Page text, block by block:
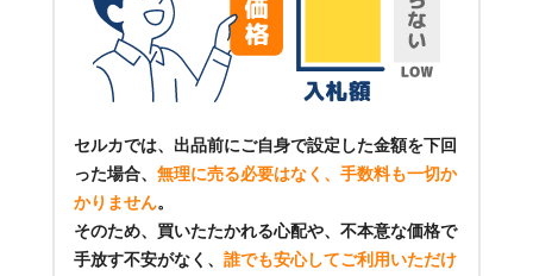
セルカでは、出品前にご自身で設定した金額を下回
った場合、 無理に売る必要はなく、手数料も一切か
かりません。
そのため、買いたたかれる心配や、不本意な価格で
手放す不安がなく、 誰でも安心してご利用いただけ